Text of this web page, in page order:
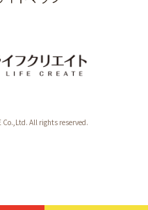
Co.,Ltd. All rights reserved.